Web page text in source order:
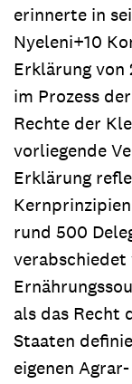
erinnerte in
Nyeleni+10
Erklärung von
im Prozess
Rechte der
vorliegende
Erklärung
rund 500
verabschiedet
als das Recht
Staaten
eigenen